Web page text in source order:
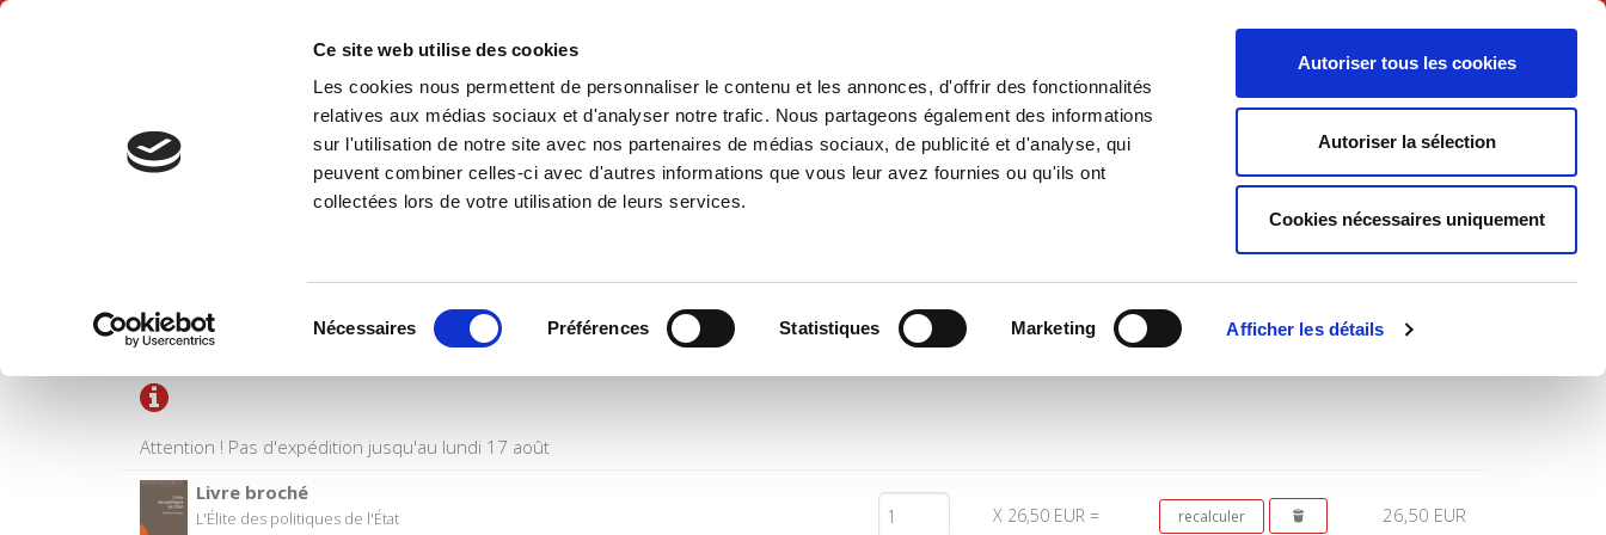
Ce site web utilise des cookies
Les cookies nous permettent de personnaliser le contenu et les annonces, d'offrir des fonctionnalités
relatives aux médias sociaux et d'analyser notre trafic. Nous partageons également des informations
sur l'utilisation de notre site avec nos partenaires de médias sociaux, de publicité et d'analyse, qui
peuvent combiner celles-ci avec d'autres informations que vous leur avez fournies ou qu'ils ont
collectées lors de votre utilisation de leurs services.
Nécessaires Préférences Statistiques Marketing Afficher les détails
Autoriser tous les cookies
Autoriser la sélection
Cookies nécessaires uniquement
Français
Accueil Environnement Histoire International Politique Société
Attention ! Pas d'expédition jusqu'au lundi 17 août
Titre Quantité Prix Total
Livre broché
L'Élite des politiques de l'État X 26,50 EUR = 26,50 EUR